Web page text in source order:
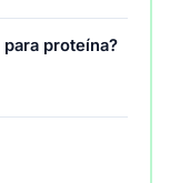
proteína?